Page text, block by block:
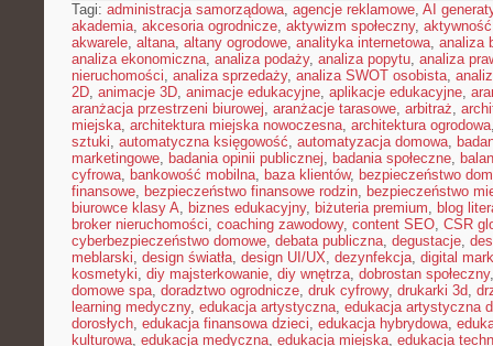
Tagi: administracja samorządowa, agencje reklamowe, AI
akademia, akcesoria ogrodnicze, aktywizm społeczny,
akwarele, altana, altany ogrodowe, analityka internetowa, analiza
analiza ekonomiczna, analiza podaży, analiza popytu, analiza
nieruchomości, analiza sprzedaży, analiza SWOT osobista,
2D, animacje 3D, animacje edukacyjne, aplikacje edukacyjne,
aranżacja przestrzeni biurowej, aranżacje tarasowe, arbitraż,
miejska, architektura miejska nowoczesna, architektura ogrodowa
sztuki, automatyczna księgowość, automatyzacja domowa,
marketingowe, badania opinii publicznej, badania społeczne,
cyfrowa, bankowość mobilna, baza klientów, bezpieczeństwo
finansowe, bezpieczeństwo finansowe rodzin, bezpieczeństwo
biurowce klasy A, biznes edukacyjny, biżuteria premium, blog
broker nieruchomości, coaching zawodowy, content SEO, CSR
cyberbezpieczeństwo domowe, debata publiczna, degustacje,
meblarski, design światła, design UI/UX, dezynfekcja, digital
kosmetyki, diy majsterkowanie, diy wnętrza, dobrostan społeczny
domowe spa, doradztwo ogrodnicze, druk cyfrowy, drukarki 3d,
learning medyczny, edukacja artystyczna, edukacja artystyczna
dorosłych, edukacja finansowa dzieci, edukacja hybrydowa,
kulturowa, edukacja medyczna, edukacja miejska, edukacja